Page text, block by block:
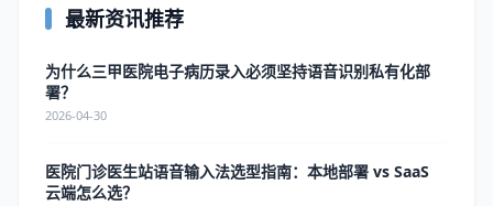
最新资讯推荐
为什么三甲医院电子病历录入必须坚持语音识别私有化部
署？
2026-04-30
医院门诊医生站语音输入法选型指南：本地部署 vs SaaS
云端怎么选？